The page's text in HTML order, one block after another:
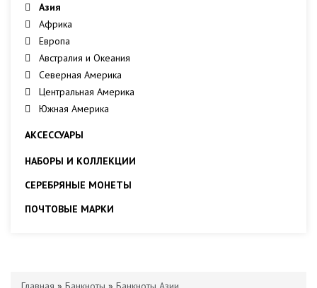
Азия
Африка
Европа
Австралия и Океания
Северная Америка
Центральная Америка
Южная Америка
АКСЕССУАРЫ
НАБОРЫ И КОЛЛЕКЦИИ
СЕРЕБРЯНЫЕ МОНЕТЫ
ПОЧТОВЫЕ МАРКИ